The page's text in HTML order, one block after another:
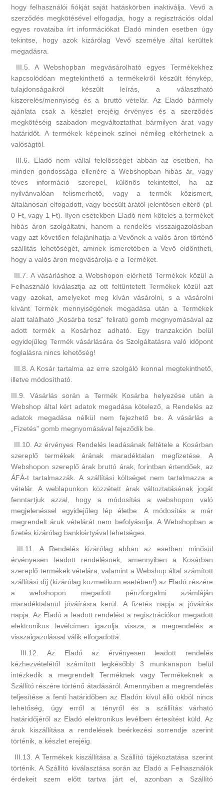
hogy felhasználói fiókját saját hatáskörben inaktiválja. Vevő a
szerződés megkötésével elfogadja, hogy a regisztrációs oldal
egyes rovataiba írt információkat Eladó minden esetben úgy
tekintse, hogy azok kizárólag Vevő személye által kerültek
megadásra.
III.5. A Webshopban megvásárolható egyes Termékekhez
kapcsolódóan megtekinthető a termékekről készült fénykép,
tulajdonságaikról készült leírás, a választható
kiszerelés/mennyiség és a bruttó vételár. Az Eladó bármely
ajánlata csak a készlet erejéig érvényes és a szerződés
megkötéséig szabadon megváltoztathat bármilyen árat vagy
határidőt. A termékek képeinek színei némileg eltérhetnek a
valóságtól.
III.6. Eladó nem vállal felelősséget abban az esetben, ha
minden gondossága ellenére a Webshopban hibás ár, vagy
téves információ szerepel, különös tekintettel, ha az
nyilvánvalóan felismerhető, vagy a termék közismert,
általánosan elfogadott, vagy becsült árától jelentősen eltérő (pl.
0 Ft, vagy 1 Ft). Ilyen esetekben Eladó nem köteles a terméket
hibás áron szolgáltatni, hanem a rendelés visszaigazolásban
vagy azt követően felajánlhatja a Vevőnek a valós áron történő
szállítás lehetőségét, aminek ismeretében a Vevő eldöntheti,
hogy a valós áron megvásárolja-e a Terméket.
III.7. A vásárláshoz a Webshopon elérhető Termékek közül a
Felhasználó kiválasztja az ott feltüntetett Termékek közül azt
vagy azokat, amelyeket meg kíván vásárolni, s a vásárolni
kívánt Termék mennyiségének megadása után a Termékek
alatt található „Kosárba tesz” feliratú gomb megnyomásával az
adott termék a Kosárhoz adható. Egy tranzakción belül
egyidejűleg Termék vásárlására és Szolgáltatásra való időpont
foglalásra nincs lehetőség!
III.8. A Kosár tartalma az erre szolgáló ikonnal megtekinthető,
illetve módosítható.
III.9. Vásárlás során a Termék Kosárba helyezése után a
Webshop által kért adatok megadása kötelező, a Rendelés az
adatok megadása nélkül nem fejezhető be. A vásárlás a
„Fizetés” gomb megnyomásával fejeződik be.
III.10. Az érvényes Rendelés leadásának feltétele a Kosárban
szereplő termékek árának maradéktalan megfizetése. A
Webshopon szereplő árak bruttó árak, forintban értendőek, az
ÁFÁ-t tartalmazzák. A szállítási költséget nem tartalmazza a
vételár. A weblapunkon közzétett árak változtatásának jogát
fenntartjuk azzal, hogy a módosítás a webshopon való
megjelenéssel egyidejűleg lép életbe. A módosítás a már
megrendelt áruk vételárát nem befolyásolja. A Webshopban a
fizetés kizárólag bankkártyával lehetséges.
III.11. A Rendelés kizárólag abban az esetben minősül
érvényesen leadott rendelésnek, amennyiben a Kosárban
szereplő termékek vételára, valamint a Webshop által számított
szállítási díj (kizárólag kozmetikum esetében!) az Eladó részére
a webshopon megadott pénzforgalmi számláján
maradéktalanul jóváírásra kerül. A fizetés napja a jóváírás
napja. Az Eladó a leadott rendelést a regisztrációkor megadott
elektronikus levélcímen igazolja vissza, a megrendelés a
visszaigazolással válik elfogadottá.
III.12. Az Eladó az érvényesen leadott rendelés
kézhezvételétől számított legkésőbb 3 munkanapon belül
intézkedik a megrendelt Terméknek vagy Termékeknek a
Szállító részére történő átadásáról. Amennyiben a megrendelés
teljesítése a fenti határidőben az Eladón kívül álló okból nincs
lehetőség, úgy erről a tényről és a szállítás várható
határidőjéről az Eladó elektronikus levélben értesítést küld. Az
áruk kiszállítása a rendelések beérkezési sorrendje szerint
történik, a készlet erejéig.
III.13. A Termékek kiszállítása a Szállító tájékoztatása szerint
történik. A Szállító kiválasztása során az Eladó a Felhasználók
érdekeit szem előtt tartva járt el, azonban a Szállító